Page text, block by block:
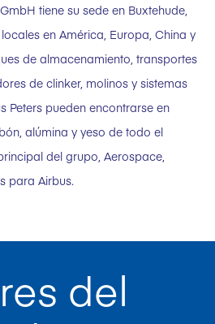
tiene su sede en Buxtehude,
en América, Europa, China y
de almacenamiento, transportes
de clinker, molinos y sistemas
Peters pueden encontrarse en
alúmina y yeso de todo el
del grupo, Aerospace,
para Airbus.
del